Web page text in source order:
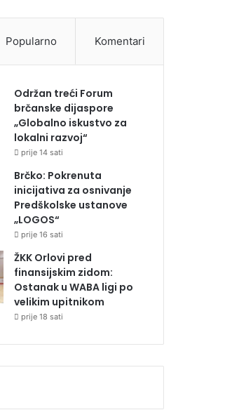
Popularno Komentari
Održan treći Forum
brčanske dijaspore
„Globalno iskustvo za
lokalni razvoj“
prije 14 sati
Brčko: Pokrenuta
inicijativa za osnivanje
Predškolske ustanove
„LOGOS“
prije 16 sati
ŽKK Orlovi pred
finansijskim zidom:
Ostanak u WABA ligi po
velikim upitnikom
prije 18 sati